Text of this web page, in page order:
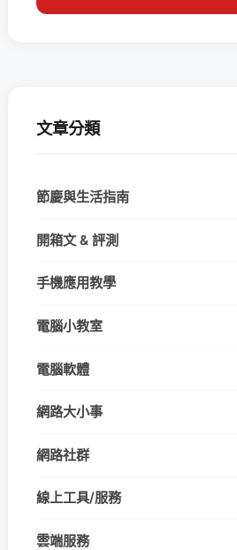
文章分類
節慶與生活指南
開箱文 & 評測
手機應用教學
電腦小教室
電腦軟體
網路大小事
網路社群
線上工具/服務
雲端服務